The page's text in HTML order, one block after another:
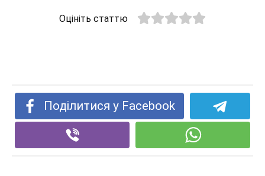
Оцініть статтю
Поділитися у Facebook